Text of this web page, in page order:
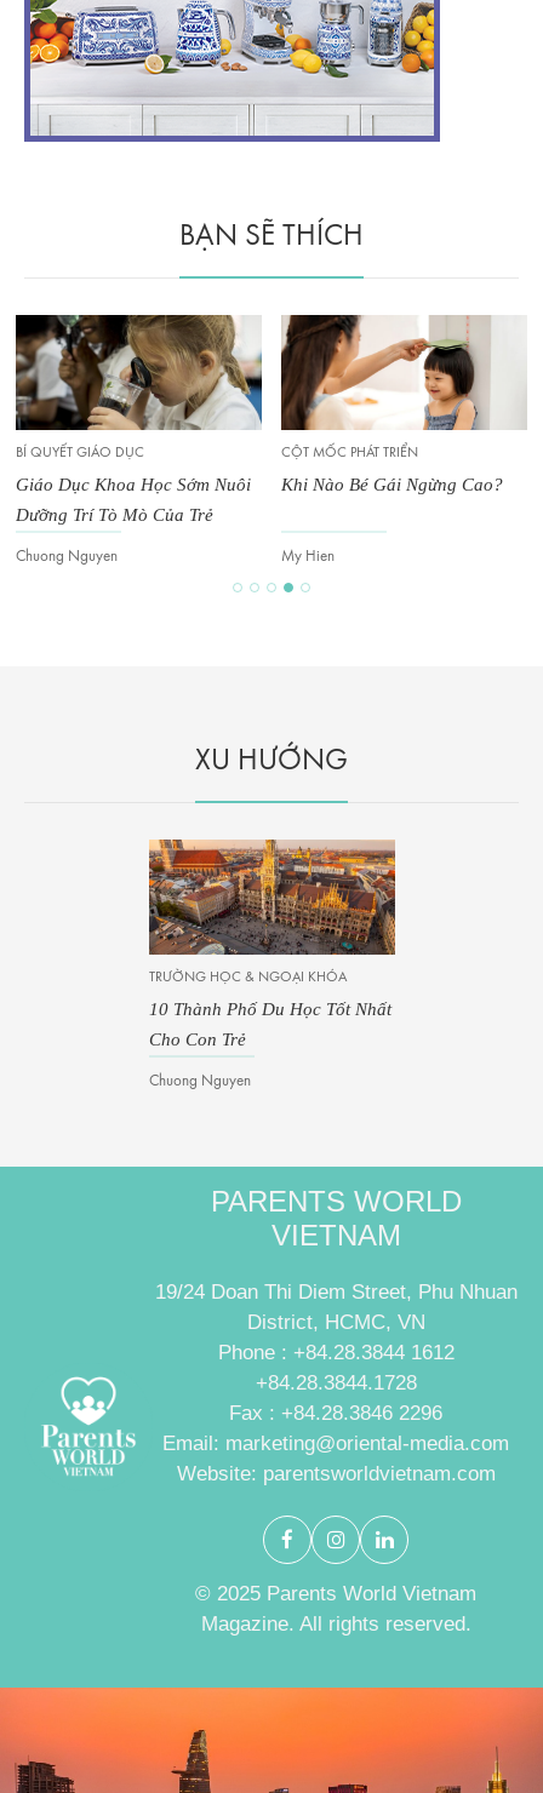
BẠN SẼ THÍCH
BÍ QUYẾT GIÁO DỤC
Giáo Dục Khoa Học Sớm Nuôi
Dưỡng Trí Tò Mò Của Trẻ
Chuong Nguyen
CỘT MỐC PHÁT TRIỂN
Khi Nào Bé Gái Ngừng Cao?
My Hien
XU HƯỚNG
TRƯỜNG HỌC & NGOẠI KHÓA
10 Thành Phố Du Học Tốt Nhất
Cho Con Trẻ
Chuong Nguyen
PARENTS WORLD
VIETNAM
19/24 Doan Thi Diem Street, Phu Nhuan
District, HCMC, VN
Phone : +84.28.3844 1612
+84.28.3844.1728
Fax : +84.28.3846 2296
Email: marketing@oriental-media.com
Website: parentsworldvietnam.com
© 2025 Parents World Vietnam
Magazine. All rights reserved.